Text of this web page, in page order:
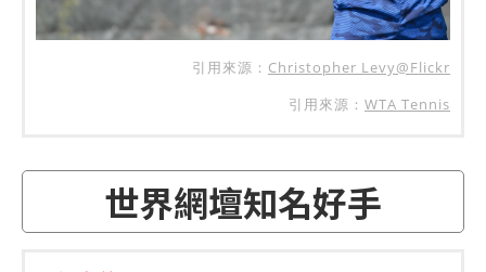
引用來源： Christopher Levy@Flickr
引用來源： WTA Tennis
世界網壇知名好手